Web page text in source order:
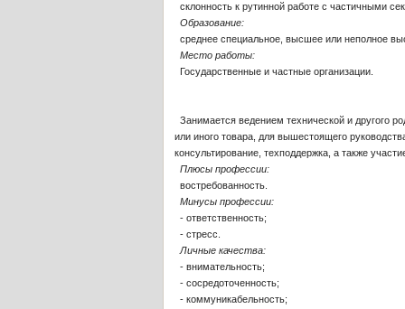
склонность к рутинной работе с частичными
Образование:
среднее специальное, высшее или неполное
Место работы:
Государственные и частные организации.
Занимается ведением технической и другого
или иного товара, для вышестоящего
консультирование, техподдержка, а также
Плюсы профессии:
востребованность.
Минусы профессии:
- ответственность;
- стресс.
Личные качества:
- внимательность;
- сосредоточенность;
- коммуникабельность;